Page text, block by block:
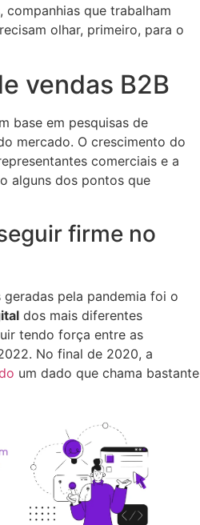
companhias que trabalham
olhar, primeiro, para o
vendas B2B
base em pesquisas de
mercado. O crescimento do
comerciais e a
alguns dos pontos que
firme no
geradas pela pandemia foi o
dos mais diferentes
tendo força entre as
No final de 2020, a
um dado que chama bastante